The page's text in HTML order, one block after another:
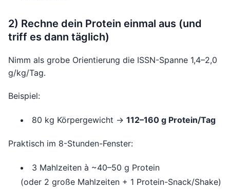
2) Rechne dein Protein einmal aus (und
triff es dann täglich)
Nimm als grobe Orientierung die ISSN-Spanne 1,4–2,0
g/kg/Tag.
Beispiel:
80 kg Körpergewicht → 112–160 g Protein/Tag
Praktisch im 8-Stunden-Fenster:
3 Mahlzeiten à ~40–50 g Protein
(oder 2 große Mahlzeiten + 1 Protein-Snack/Shake)